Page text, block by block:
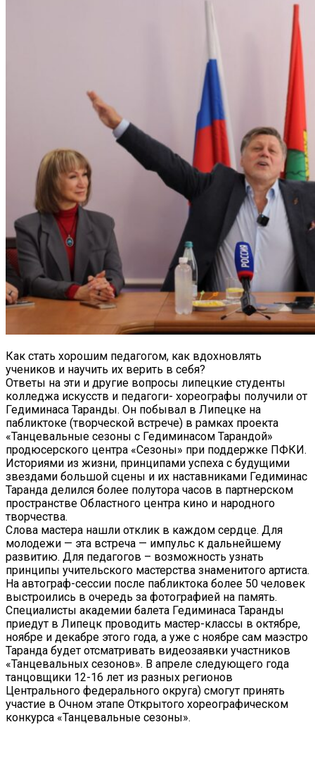
Как стать хорошим педагогом, как вдохновлять
учеников и научить их верить в себя?
Ответы на эти и другие вопросы липецкие студенты
колледжа искусств и педагоги- хореографы получили от
Гедиминаса Таранды. Он побывал в Липецке на
пабликтоке (творческой встрече) в рамках проекта
«Танцевальные сезоны с Гедиминасом Тарандой»
продюсерского центра «Сезоны» при поддержке ПФКИ.
Историями из жизни, принципами успеха с будущими
звездами большой сцены и их наставниками Гедиминас
Таранда делился более полутора часов в партнерском
пространстве Областного центра кино и народного
творчества.
Слова мастера нашли отклик в каждом сердце. Для
молодежи — эта встреча — импульс к дальнейшему
развитию. Для педагогов – возможность узнать
принципы учительского мастерства знаменитого артиста.
На автограф-сессии после пабликтока более 50 человек
выстроились в очередь за фотографией на память.
Специалисты академии балета Гедиминаса Таранды
приедут в Липецк проводить мастер-классы в октябре,
ноябре и декабре этого года, а уже с ноябре сам маэстро
Таранда будет отсматривать видеозаявки участников
«Танцевальных сезонов». В апреле следующего года
танцовщики 12-16 лет из разных регионов
Центрального федерального округа) смогут принять
участие в Очном этапе Открытого хореографическом
конкурса «Танцевальные сезоны».